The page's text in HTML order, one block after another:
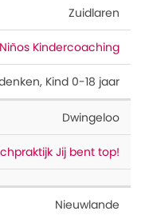
Zuidlaren
Niños Kindercoaching
, Kind 0-18 jaar
Dwingeloo
Jij bent top!
Nieuwlande